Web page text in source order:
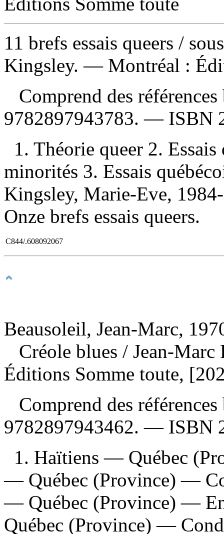
11 brefs essais queers /
Kingsley. — Montréal :
Comprend des
9782897943783. — ISBN
1. Théorie queer 2.
minorités 3. Essais
Kingsley, Marie-Eve,
Onze brefs essais queers.
C844/.608092067
Beausoleil, Jean-Marc,
Créole blues / Jean-
Éditions Somme toute,
Comprend des
9782897943462. — ISBN
1. Haïtiens — Québec
— Québec (Province) —
— Québec (Province) —
Québec (Province) —